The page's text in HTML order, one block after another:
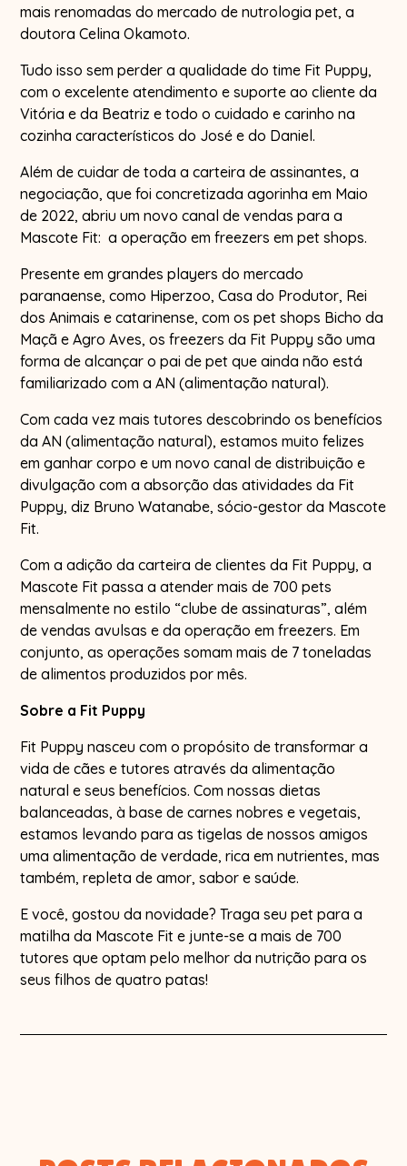
mais renomadas do mercado de nutrologia pet, a
doutora Celina Okamoto.
Tudo isso sem perder a qualidade do time Fit Puppy,
com o excelente atendimento e suporte ao cliente da
Vitória e da Beatriz e todo o cuidado e carinho na
cozinha característicos do José e do Daniel.
Além de cuidar de toda a carteira de assinantes, a
negociação, que foi concretizada agorinha em Maio
de 2022, abriu um novo canal de vendas para a
Mascote Fit: a operação em freezers em pet shops.
Presente em grandes players do mercado
paranaense, como Hiperzoo, Casa do Produtor, Rei
dos Animais e catarinense, com os pet shops Bicho da
Maçã e Agro Aves, os freezers da Fit Puppy são uma
forma de alcançar o pai de pet que ainda não está
familiarizado com a AN (alimentação natural).
Com cada vez mais tutores descobrindo os benefícios
da AN (alimentação natural), estamos muito felizes
em ganhar corpo e um novo canal de distribuição e
divulgação com a absorção das atividades da Fit
Puppy, diz Bruno Watanabe, sócio-gestor da Mascote
Fit.
Com a adição da carteira de clientes da Fit Puppy, a
Mascote Fit passa a atender mais de 700 pets
mensalmente no estilo “clube de assinaturas”, além
de vendas avulsas e da operação em freezers. Em
conjunto, as operações somam mais de 7 toneladas
de alimentos produzidos por mês.
Sobre a Fit Puppy
Fit Puppy nasceu com o propósito de transformar a
vida de cães e tutores através da alimentação
natural e seus benefícios. Com nossas dietas
balanceadas, à base de carnes nobres e vegetais,
estamos levando para as tigelas de nossos amigos
uma alimentação de verdade, rica em nutrientes, mas
também, repleta de amor, sabor e saúde.
E você, gostou da novidade? Traga seu pet para a
matilha da Mascote Fit e junte-se a mais de 700
tutores que optam pelo melhor da nutrição para os
seus filhos de quatro patas!